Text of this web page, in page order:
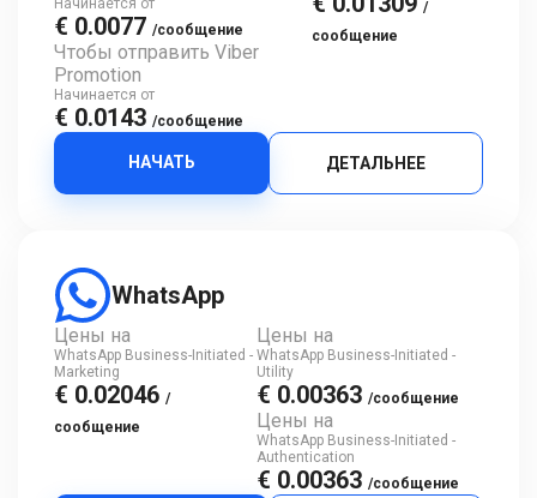
Начинается от
€ 0.0077 /сообщение
Чтобы отправить Viber
Promotion
Начинается от
€ 0.0143 /сообщение
/
сообщение
НАЧАТЬ ДЕТАЛЬНЕЕ
WhatsApp
Цены на
WhatsApp Business-Initiated -
Marketing
€ 0.02046 /
сообщение
Цены на
WhatsApp Business-Initiated -
Utility
€ 0.00363 /сообщение
Цены на
WhatsApp Business-Initiated -
Authentication
€ 0.00363 /сообщение